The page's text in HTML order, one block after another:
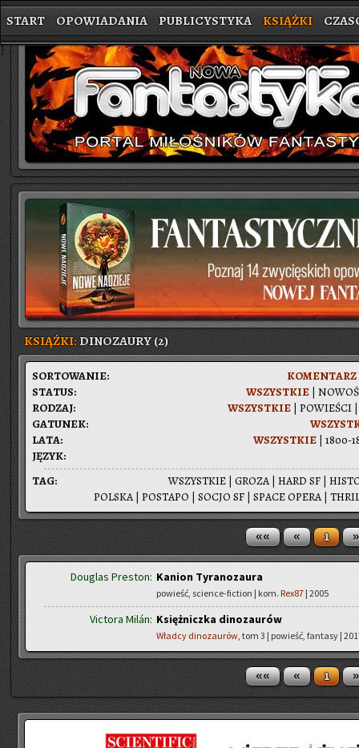
START OPOWIADANIA PUBLICYSTYKA KSIĄŻKI
}
KSIĄŻKI:DINOZAURY (2)
KO­MEN­TARZ
WSZYST­KIE |
WSZYST­KIE | PO­WIE­ŚCI
WSZYST­KIE | 1800-
SOR­TO­WA­NIE:
STA­TUS:
RO­DZAJ:
GA­TU­NEK:
LATA:
JĘZYK:
WSZYST­KIE | GROZA| HARD SF |
POL­SKA| PO­STA­PO | SOCJO SF | SPACE OPERA|
TAG:
«« « 1 »
Douglas Preston: Kanion Tyranozaura
powieść, science-fiction | kom. Rex87 | 2005
Victora Milán: Księżniczka dinozaurów
Władcy dinozaurów, tom 3 | powieść, fantasy |
«« « 1 »